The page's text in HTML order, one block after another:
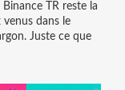
TR reste la
venus dans le
Juste ce que